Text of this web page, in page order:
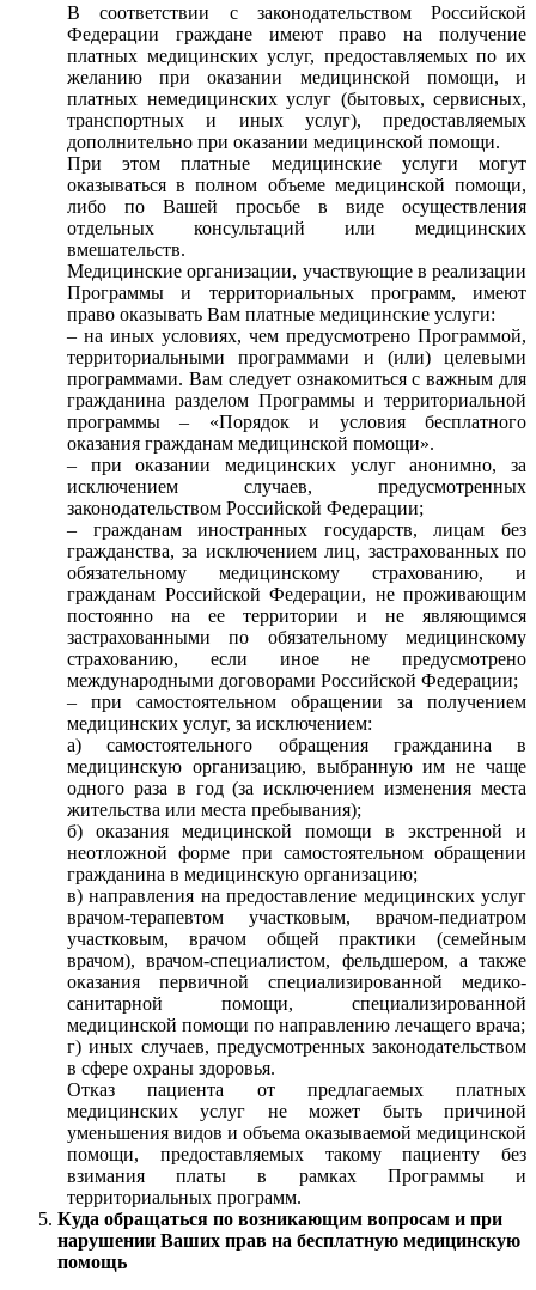
В соответствии с законодательством Российской
Федерации граждане имеют право на получение
платных медицинских услуг, предоставляемых по их
желанию при оказании медицинской помощи, и
платных немедицинских услуг (бытовых, сервисных,
транспортных и иных услуг), предоставляемых
дополнительно при оказании медицинской помощи.
При этом платные медицинские услуги могут
оказываться в полном объеме медицинской помощи,
либо по Вашей просьбе в виде осуществления
отдельных консультаций или медицинских
вмешательств.
Медицинские организации, участвующие в реализации
Программы и территориальных программ, имеют
право оказывать Вам платные медицинские услуги:
– на иных условиях, чем предусмотрено Программой,
территориальными программами и (или) целевыми
программами. Вам следует ознакомиться с важным для
гражданина разделом Программы и территориальной
программы – «Порядок и условия бесплатного
оказания гражданам медицинской помощи».
– при оказании медицинских услуг анонимно, за
исключением случаев, предусмотренных
законодательством Российской Федерации;
– гражданам иностранных государств, лицам без
гражданства, за исключением лиц, застрахованных по
обязательному медицинскому страхованию, и
гражданам Российской Федерации, не проживающим
постоянно на ее территории и не являющимся
застрахованными по обязательному медицинскому
страхованию, если иное не предусмотрено
международными договорами Российской Федерации;
– при самостоятельном обращении за получением
медицинских услуг, за исключением:
а) самостоятельного обращения гражданина в
медицинскую организацию, выбранную им не чаще
одного раза в год (за исключением изменения места
жительства или места пребывания);
б) оказания медицинской помощи в экстренной и
неотложной форме при самостоятельном обращении
гражданина в медицинскую организацию;
в) направления на предоставление медицинских услуг
врачом-терапевтом участковым, врачом-педиатром
участковым, врачом общей практики (семейным
врачом), врачом-специалистом, фельдшером, а также
оказания первичной специализированной медико-
санитарной помощи, специализированной
медицинской помощи по направлению лечащего врача;
г) иных случаев, предусмотренных законодательством
в сфере охраны здоровья.
Отказ пациента от предлагаемых платных
медицинских услуг не может быть причиной
уменьшения видов и объема оказываемой медицинской
помощи, предоставляемых такому пациенту без
взимания платы в рамках Программы и
территориальных программ.
Куда обращаться по возникающим вопросам и при
нарушении Ваших прав на бесплатную медицинскую
помощь